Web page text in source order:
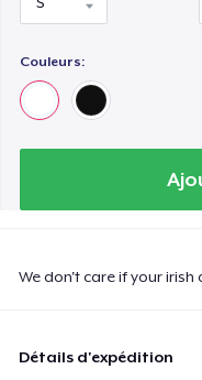
Couleurs:
We don't care if your
Détails d'expédition